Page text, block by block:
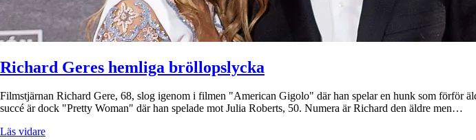
Richard Geres hemliga bröllopslycka
Filmstjärnan Richard Gere, 68, slog igenom i filmen "American Gigolo" där han spelar en hunk som förför
succé är dock "Pretty Woman" där han spelade mot Julia Roberts, 50. Numera är Richard den äldre men…
Läs vidare